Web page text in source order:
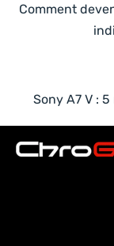
Comment
Sony A7 V :